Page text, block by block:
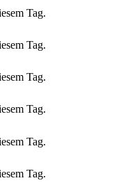
Tag.
Tag.
Tag.
Tag.
Tag.
Tag.